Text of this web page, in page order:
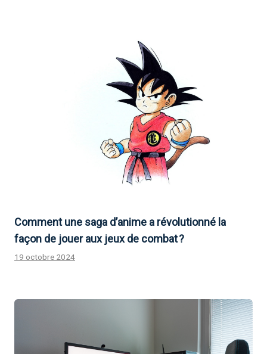
Comment une saga d’anime a révolutionné la
façon de jouer aux jeux de combat ?
19 octobre 2024